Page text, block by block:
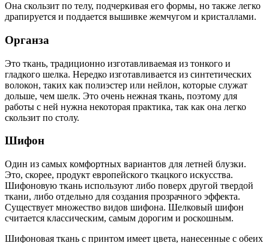
Она скользит по телу, подчеркивая его формы, но также легко
драпируется и поддается вышивке жемчугом и кристаллами.
Органза
Это ткань, традиционно изготавливаемая из тонкого и
гладкого шелка. Нередко изготавливается из синтетических
волокон, таких как полиэстер или нейлон, которые служат
дольше, чем шелк. Это очень нежная ткань, поэтому для
работы с ней нужна некоторая практика, так как она легко
скользит по столу.
Шифон
Один из самых комфортных вариантов для летней блузки.
Это, скорее, продукт европейского ткацкого искусства.
Шифоновую ткань используют либо поверх другой твердой
ткани, либо отдельно для создания прозрачного эффекта.
Существует множество видов шифона. Шелковый шифон
считается классическим, самым дорогим и роскошным.
Шифоновая ткань с принтом имеет цвета, нанесенные с обеих